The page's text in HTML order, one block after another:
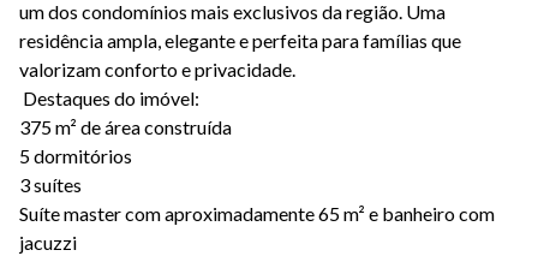
um dos condomínios mais exclusivos da região. Uma
residência ampla, elegante e perfeita para famílias que
valorizam conforto e privacidade.
Destaques do imóvel:
375 m² de área construída
5 dormitórios
3 suítes
Suíte master com aproximadamente 65 m² e banheiro com
jacuzzi